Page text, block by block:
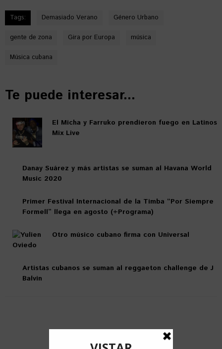
Tags: Demasiado Verano Género Urbano
gente de zona Gira por Europa música
Música cubana
Te puede interesar...
El Micha y Farruko prendieron fuego en Latinos
Mix Live
Danay Suárez y más artistas se suman al Havana World
Music 2020
Primer Festival Internacional de la Timba “Por Siempre
Formell” llega en agosto (+Programa)
Otro músico cubano firma con Universal
Artistas cubanos se suman al reggaeton challenge de J
Balvin